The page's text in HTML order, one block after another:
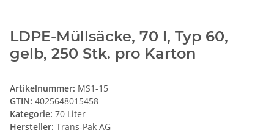
LDPE-Müllsäcke, 70 l, Typ 60,
gelb, 250 Stk. pro Karton
Artikelnummer: MS1-15
GTIN: 4025648015458
Kategorie: 70 Liter
Hersteller: Trans-Pak AG